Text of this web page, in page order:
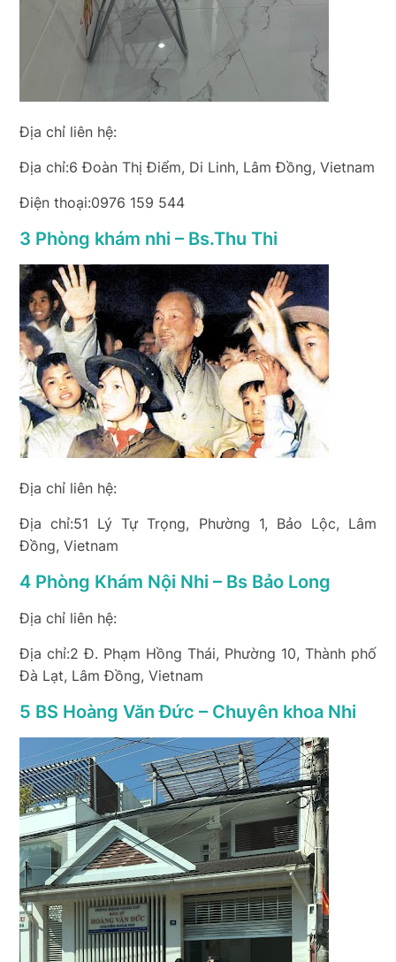
Địa chỉ liên hệ:
Địa chỉ:6 Đoàn Thị Điểm, Di Linh, Lâm Đồng, Vietnam
Điện thoại:0976 159 544
3 Phòng khám nhi – Bs.Thu Thi
Địa chỉ liên hệ:
Địa chỉ:51 Lý Tự Trọng, Phường 1, Bảo Lộc, Lâm
Đồng, Vietnam
4 Phòng Khám Nội Nhi – Bs Bảo Long
Địa chỉ liên hệ:
Địa chỉ:2 Đ. Phạm Hồng Thái, Phường 10, Thành phố
Đà Lạt, Lâm Đồng, Vietnam
5 BS Hoàng Văn Đức – Chuyên khoa Nhi